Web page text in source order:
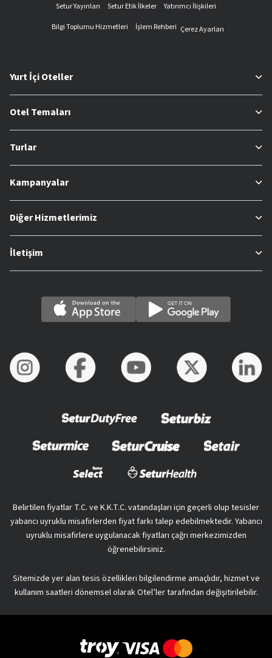
Setur Yayınları
Setur Etik İlkeler
Yatırımcı İlişkileri
Bilgi Toplumu Hizmetleri
İşlem Rehberi Çerez Ayarları
Yurt İçi Oteller
Otel Temaları
Turlar
Kampanyalar
Diğer Hizmetlerimiz
İletişim
Belirtilen fiyatlar T.C. ve K.K.T.C. vatandaşları için geçerli olup tesisler
yabancı uyruklu misafirlerden fiyat farkı talep edebilmektedir. Yabancı
uyruklu misafirlere uygulanacak fiyatları çağrı merkezimizden
öğrenebilirsiniz.
Sitemizde yer alan tesis özellikleri bilgilendirme amaçlıdır, hizmet ve
kullanım saatleri dönemsel olarak Otel’ler tarafından değişitirilebilir.